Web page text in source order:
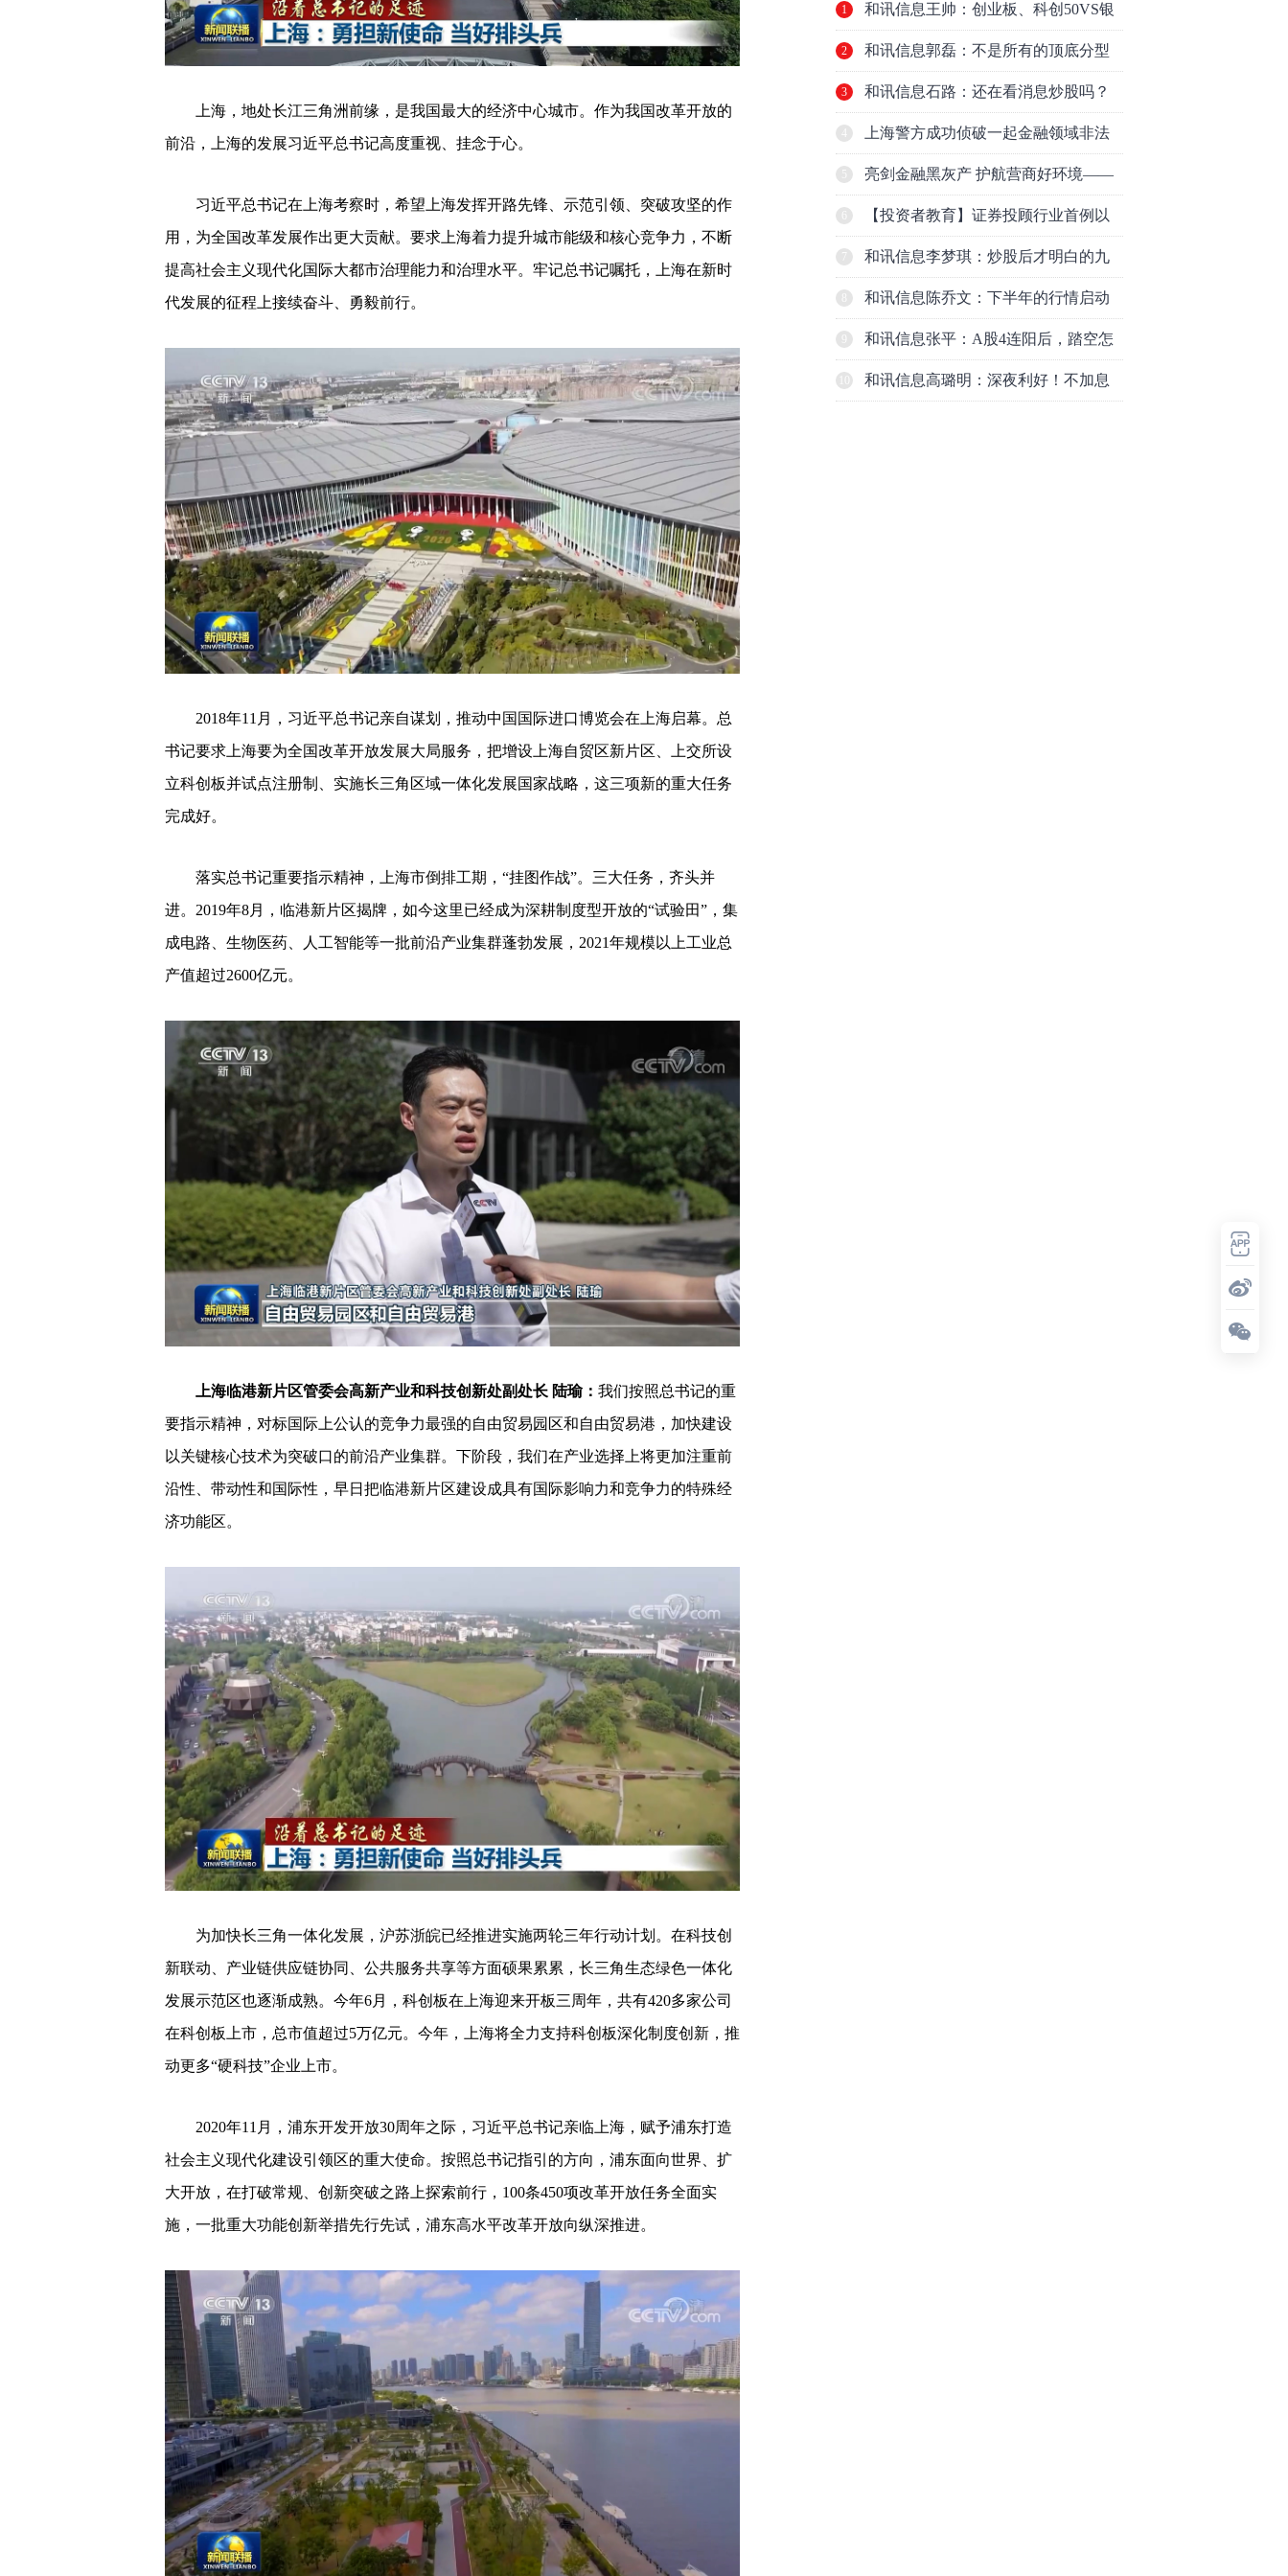
上海，地处长江三角洲前缘，是我国最大的经济中心城市。作为我国改革开放的
前沿，上海的发展习近平总书记高度重视、挂念于心。
习近平总书记在上海考察时，希望上海发挥开路先锋、示范引领、突破攻坚的作
用，为全国改革发展作出更大贡献。要求上海着力提升城市能级和核心竞争力，不断
提高社会主义现代化国际大都市治理能力和治理水平。牢记总书记嘱托，上海在新时
代发展的征程上接续奋斗、勇毅前行。
2018年11月，习近平总书记亲自谋划，推动中国国际进口博览会在上海启幕。总
书记要求上海要为全国改革开放发展大局服务，把增设上海自贸区新片区、上交所设
立科创板并试点注册制、实施长三角区域一体化发展国家战略，这三项新的重大任务
完成好。
落实总书记重要指示精神，上海市倒排工期，“挂图作战”。三大任务，齐头并
进。2019年8月，临港新片区揭牌，如今这里已经成为深耕制度型开放的“试验田”，集
成电路、生物医药、人工智能等一批前沿产业集群蓬勃发展，2021年规模以上工业总
产值超过2600亿元。
上海临港新片区管委会高新产业和科技创新处副处长 陆瑜： 我们按照总书记的重
要指示精神，对标国际上公认的竞争力最强的自由贸易园区和自由贸易港，加快建设
以关键核心技术为突破口的前沿产业集群。下阶段，我们在产业选择上将更加注重前
沿性、带动性和国际性，早日把临港新片区建设成具有国际影响力和竞争力的特殊经
济功能区。
为加快长三角一体化发展，沪苏浙皖已经推进实施两轮三年行动计划。在科技创
新联动、产业链供应链协同、公共服务共享等方面硕果累累，长三角生态绿色一体化
发展示范区也逐渐成熟。今年6月，科创板在上海迎来开板三周年，共有420多家公司
在科创板上市，总市值超过5万亿元。今年，上海将全力支持科创板深化制度创新，推
动更多“硬科技”企业上市。
2020年11月，浦东开发开放30周年之际，习近平总书记亲临上海，赋予浦东打造
社会主义现代化建设引领区的重大使命。按照总书记指引的方向，浦东面向世界、扩
大开放，在打破常规、创新突破之路上探索前行，100条450项改革开放任务全面实
施，一批重大功能创新举措先行先试，浦东高水平改革开放向纵深推进。
1 和讯信息王帅：创业板、科创50VS银
行，底部区间与顶部区间
2 和讯信息郭磊：不是所有的顶底分型
都是顶底！
3 和讯信息石路：还在看消息炒股吗？
上海警方成功侦破一起金融领域非法
代理维权敲诈勒索案件
5 亮剑金融黑灰产 护航营商好环境——
上海普陀严打“代理维权”敲诈犯罪、筑
牢金融法治屏障
【投资者教育】证券投顾行业首例以
敲诈勒索罪定罪的非法代理维权案二
审宣判，主犯获刑五年
7 和讯信息李梦琪：炒股后才明白的九
个人生道理
和讯信息陈乔文：下半年的行情启动
了
和讯信息张平：A股4连阳后，踏空怎
么办？结构性回补！
和讯信息高璐明：深夜利好！不加息